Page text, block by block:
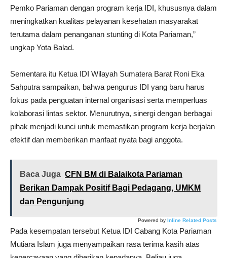
Pemko Pariaman dengan program kerja IDI, khususnya dalam
meningkatkan kualitas pelayanan kesehatan masyarakat
terutama dalam penanganan stunting di Kota Pariaman,”
ungkap Yota Balad.
Sementara itu Ketua IDI Wilayah Sumatera Barat Roni Eka
Sahputra sampaikan, bahwa pengurus IDI yang baru harus
fokus pada penguatan internal organisasi serta memperluas
kolaborasi lintas sektor. Menurutnya, sinergi dengan berbagai
pihak menjadi kunci untuk memastikan program kerja berjalan
efektif dan memberikan manfaat nyata bagi anggota.
Baca Juga CFN BM di Balaikota Pariaman
Berikan Dampak Positif Bagi Pedagang, UMKM
dan Pengunjung
Powered by Inline Related Posts
Pada kesempatan tersebut Ketua IDI Cabang Kota Pariaman
Mutiara Islam juga menyampaikan rasa terima kasih atas